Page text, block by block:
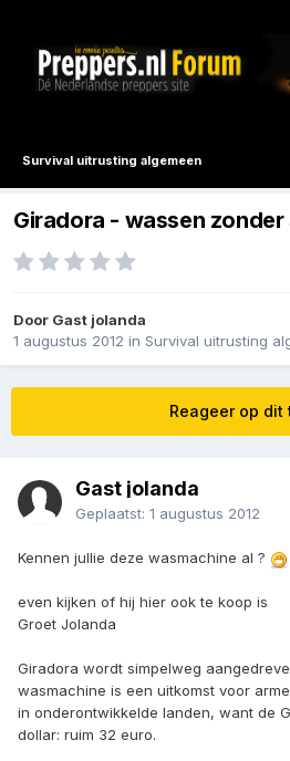
Survival uitrusting algemeen
Giradora - wassen
Door Gast jolanda
1 augustus 2012 in Survival uitrusting
Reageer op dit
Gast jolanda
Geplaatst: 1 augustus 2012
Kennen jullie deze wasmachine al ?
even kijken of hij hier ook te koop is
Groet Jolanda
Giradora wordt simpelweg
wasmachine is een uitkomst voor
in onderontwikkelde landen, want de
dollar: ruim 32 euro.